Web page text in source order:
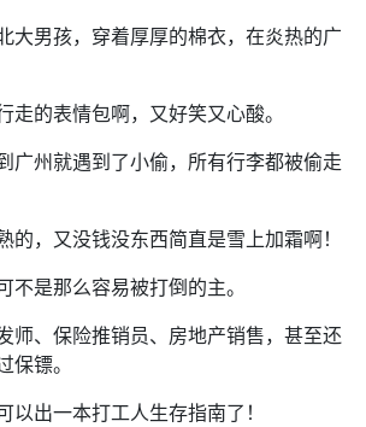
大男孩，穿着厚厚的棉衣，在炎热的广
走的表情包啊，又好笑又心酸。
广州就遇到了小偷，所有行李都被偷走
的，又没钱没东西简直是雪上加霜啊！
不是那么容易被打倒的主。
师、保险推销员、房地产销售，甚至还
镖。
以出一本打工人生存指南了！